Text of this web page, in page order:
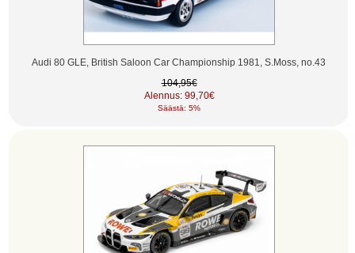
Audi 80 GLE, British Saloon Car Championship 1981, S.Moss, no.43
104,95€
Alennus: 99,70€
Säästä: 5%